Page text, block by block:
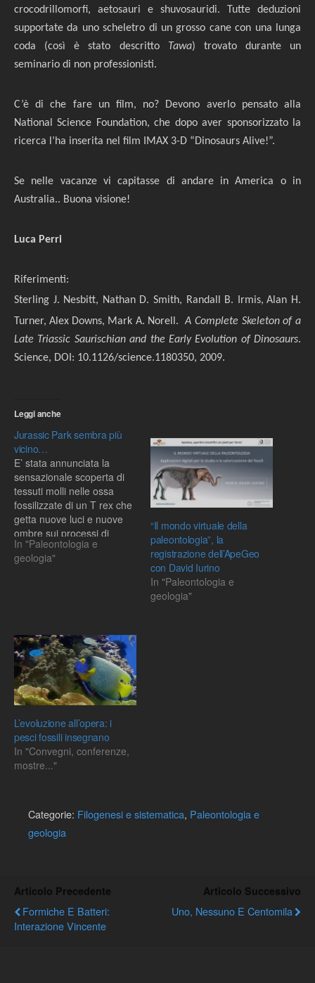
crocodrillomorfi, aetosauri e shuvosauridi. Tutte deduzioni
supportate da uno scheletro di un grosso cane con una lunga
coda (così è stato descritto
Tawa) trovato durante un
seminario di non professionisti.
C’è di che fare un film, no? Devono averlo pensato alla
National Science Foundation, che dopo aver sponsorizzato la
ricerca l’ha inserita nel film IMAX 3-D “Dinosaurs Alive!”.
Se nelle vacanze vi capitasse di andare in America o in
Australia.. Buona visione!
Luca Perri
Riferimenti:
Sterling J. Nesbitt, Nathan D. Smith, Randall B. Irmis, Alan H.
Turner, Alex Downs, Mark A. Norell.A Complete Skeleton of a
Late Triassic Saurischian and the Early Evolution of Dinosaurs.
Science, DOI: 10.1126/science.1180350, 2009.
Leggi anche
Jurassic Park sembra più
vicino…
E’ stata annunciata la
sensazionale scoperta di
tessuti molli nelle ossa
fossilizzate di un T rex che
getta nuove luci e nuove
ombre sui processi di
fossilizzazione. Ed anche
Jurassic Park sembra più
all’Università…
In "Paleontologia e
geologia"
“Il mondo virtuale della
paleontologia”, la
registrazione dell’ApeGeo
con David Iurino
In "Paleontologia e
geologia"
L’evoluzione all’opera: i
pesci fossili insegnano
In "Convegni, conferenze,
mostre..."
Categorie: Filogenesi e sistematica, Paleontologia e
geologia
Articolo Precedente
Formiche E Batteri:
Interazione Vincente
Articolo Successivo
Uno, Nessuno E Centomila